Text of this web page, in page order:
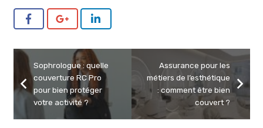
Sophrologue : quelle
couverture RC Pro
pour bien protéger
votre activité ?
Assurance pour les
métiers de l’esthétique
: comment être bien
couvert ?